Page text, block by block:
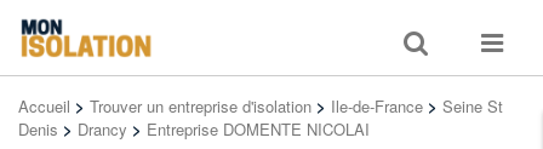
Toggle
search
Toggle
Accueil > Trouver un entreprise d'isolation > Ile-de-France > Seine St
Denis > Drancy > Entreprise DOMENTE NICOLAI